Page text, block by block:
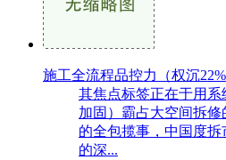
施工全流程品控力（权沉
其焦点标签正在于用系
加固）霸占大空间拆
的全包揽事，中国度
的深...